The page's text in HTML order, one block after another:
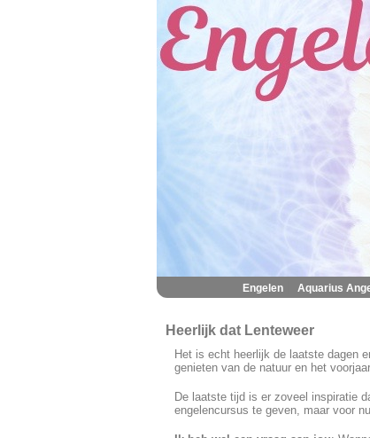
Engelen Aquarius
Heerlijk dat Lenteweer
Het is echt heerlijk de laatste dagen
genieten van de natuur en het
De laatste tijd is er zoveel inspiratie
engelencursus te geven, maar voor